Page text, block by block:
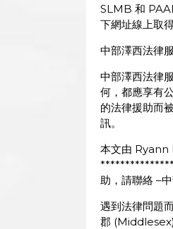
SLMB 和
下網址線上取得
中部澤西法律
中部澤西法律
何，都應享有
的法律援助而
訊。
本文由 Ryann
助，請聯絡 –
遇到法律問題
郡